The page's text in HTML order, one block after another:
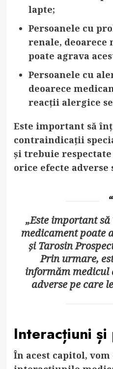
lapte;
Persoanele cu
renale, deoarece
poate agrava
Persoanele cu
deoarece
reacții alergice
Este important să
contraindicații
și trebuie
orice efecte adverse
„Este important
medicament poate
și Tarosin
Prin urmare,
informăm medicul
adverse pe care
Interacțiuni și
În acest capitol,